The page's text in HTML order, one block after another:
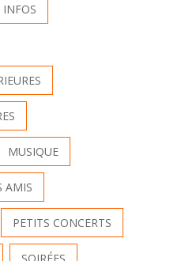
INFOS
MUSIQUE
AMIS
PETITS CONCERTS